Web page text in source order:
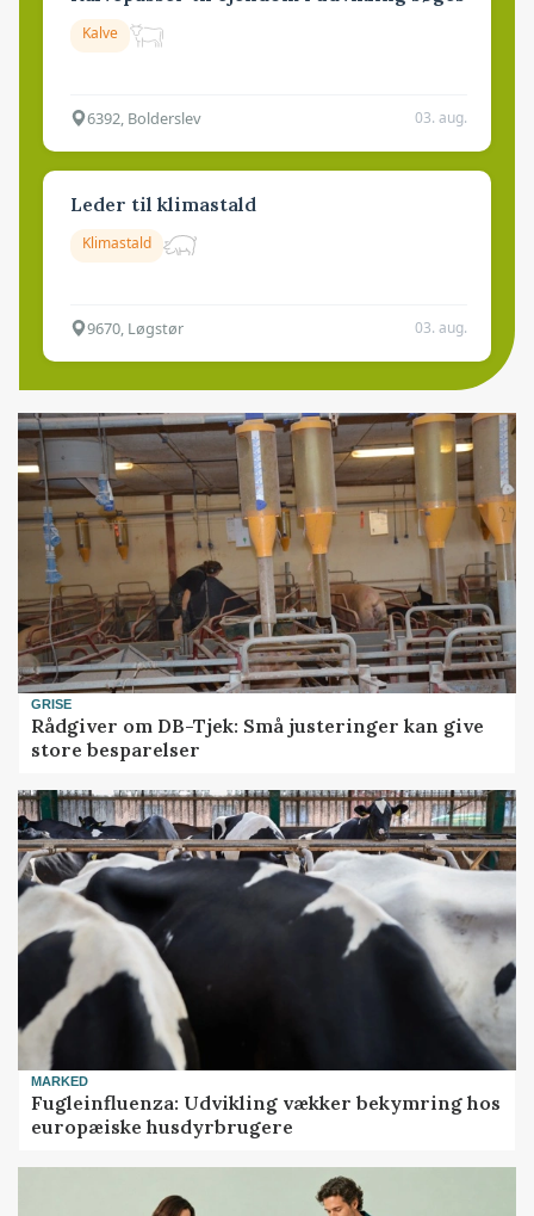
Kalve
6392, Bolderslev 03. aug.
Leder til klimastald
Klimastald
9670, Løgstør 03. aug.
GRISE
Rådgiver om DB-Tjek: Små justeringer kan give
store besparelser
MARKED
Fugleinfluenza: Udvikling vækker bekymring hos
europæiske husdyrbrugere